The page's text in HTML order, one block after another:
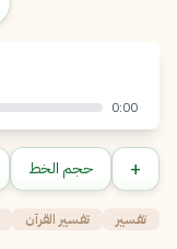
إرسال
0:00
+ حجم الخط
تفسير تفسير القرآن